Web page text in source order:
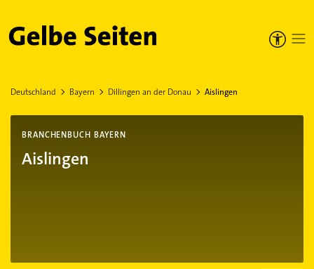
Gelbe Seiten
Deutschland Bayern Dillingen an der Donau Aislingen
BRANCHENBUCH BAYERN
Aislingen